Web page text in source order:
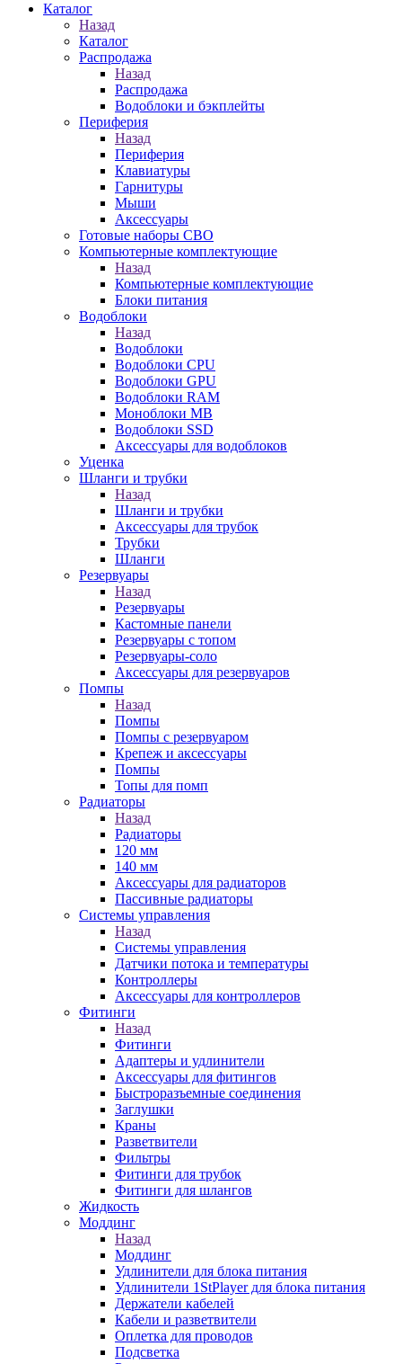
Каталог
Назад
Каталог
Распродажа
Назад
Распродажа
Водоблоки и бэкплейты
Периферия
Назад
Периферия
Клавиатуры
Гарнитуры
Мыши
Аксессуары
Готовые наборы СВО
Компьютерные комплектующие
Назад
Компьютерные комплектующие
Блоки питания
Водоблоки
Назад
Водоблоки
Водоблоки CPU
Водоблоки GPU
Водоблоки RAM
Моноблоки MB
Водоблоки SSD
Аксессуары для водоблоков
Уценка
Шланги и трубки
Назад
Шланги и трубки
Аксессуары для трубок
Трубки
Шланги
Резервуары
Назад
Резервуары
Кастомные панели
Резервуары с топом
Резервуары-соло
Аксессуары для резервуаров
Помпы
Назад
Помпы
Помпы с резервуаром
Крепеж и аксессуары
Помпы
Топы для помп
Радиаторы
Назад
Радиаторы
120 мм
140 мм
Аксессуары для радиаторов
Пассивные радиаторы
Системы управления
Назад
Системы управления
Датчики потока и температуры
Контроллеры
Аксессуары для контроллеров
Фитинги
Назад
Фитинги
Адаптеры и удлинители
Аксессуары для фитингов
Быстроразъемные соединения
Заглушки
Краны
Разветвители
Фильтры
Фитинги для трубок
Фитинги для шлангов
Жидкость
Моддинг
Назад
Моддинг
Удлинители для блока питания
Удлинители 1StPlayer для блока питания
Держатели кабелей
Кабели и разветвители
Оплетка для проводов
Подсветка